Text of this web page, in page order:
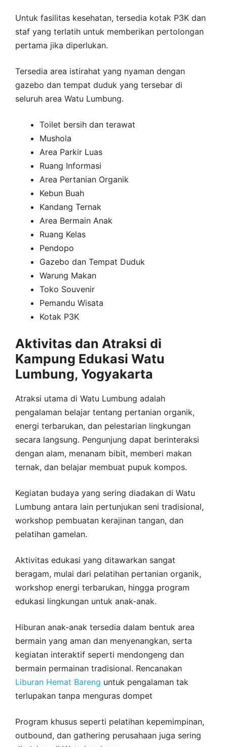
Untuk fasilitas kesehatan, tersedia kotak P3K dan
staf yang terlatih untuk memberikan pertolongan
pertama jika diperlukan.
Tersedia area istirahat yang nyaman dengan
gazebo dan tempat duduk yang tersebar di
seluruh area Watu Lumbung.
Toilet bersih dan terawat
Mushola
Area Parkir Luas
Ruang Informasi
Area Pertanian Organik
Kebun Buah
Kandang Ternak
Area Bermain Anak
Ruang Kelas
Pendopo
Gazebo dan Tempat Duduk
Warung Makan
Toko Souvenir
Pemandu Wisata
Kotak P3K
Aktivitas dan Atraksi di
Kampung Edukasi Watu
Lumbung, Yogyakarta
Atraksi utama di Watu Lumbung adalah
pengalaman belajar tentang pertanian organik,
energi terbarukan, dan pelestarian lingkungan
secara langsung. Pengunjung dapat berinteraksi
dengan alam, menanam bibit, memberi makan
ternak, dan belajar membuat pupuk kompos.
Kegiatan budaya yang sering diadakan di Watu
Lumbung antara lain pertunjukan seni tradisional,
workshop pembuatan kerajinan tangan, dan
pelatihan gamelan.
Aktivitas edukasi yang ditawarkan sangat
beragam, mulai dari pelatihan pertanian organik,
workshop energi terbarukan, hingga program
edukasi lingkungan untuk anak-anak.
Hiburan anak-anak tersedia dalam bentuk area
bermain yang aman dan menyenangkan, serta
kegiatan interaktif seperti mendongeng dan
bermain permainan tradisional. Rencanakan
Liburan Hemat Bareng untuk pengalaman tak
terlupakan tanpa menguras dompet
Program khusus seperti pelatihan kepemimpinan,
outbound, dan gathering perusahaan juga sering